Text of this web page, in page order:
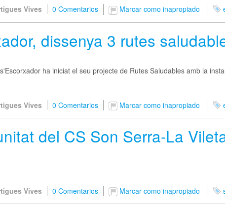
Vives
0 Comentarios Marcar como inapropiado
dissenya 3 rutes
ha iniciat el seu projecte de Rutes Saludables amb la
Vives
0 Comentarios Marcar como inapropiado
del CS Son Serra-La
Vives
0 Comentarios Marcar como inapropiado